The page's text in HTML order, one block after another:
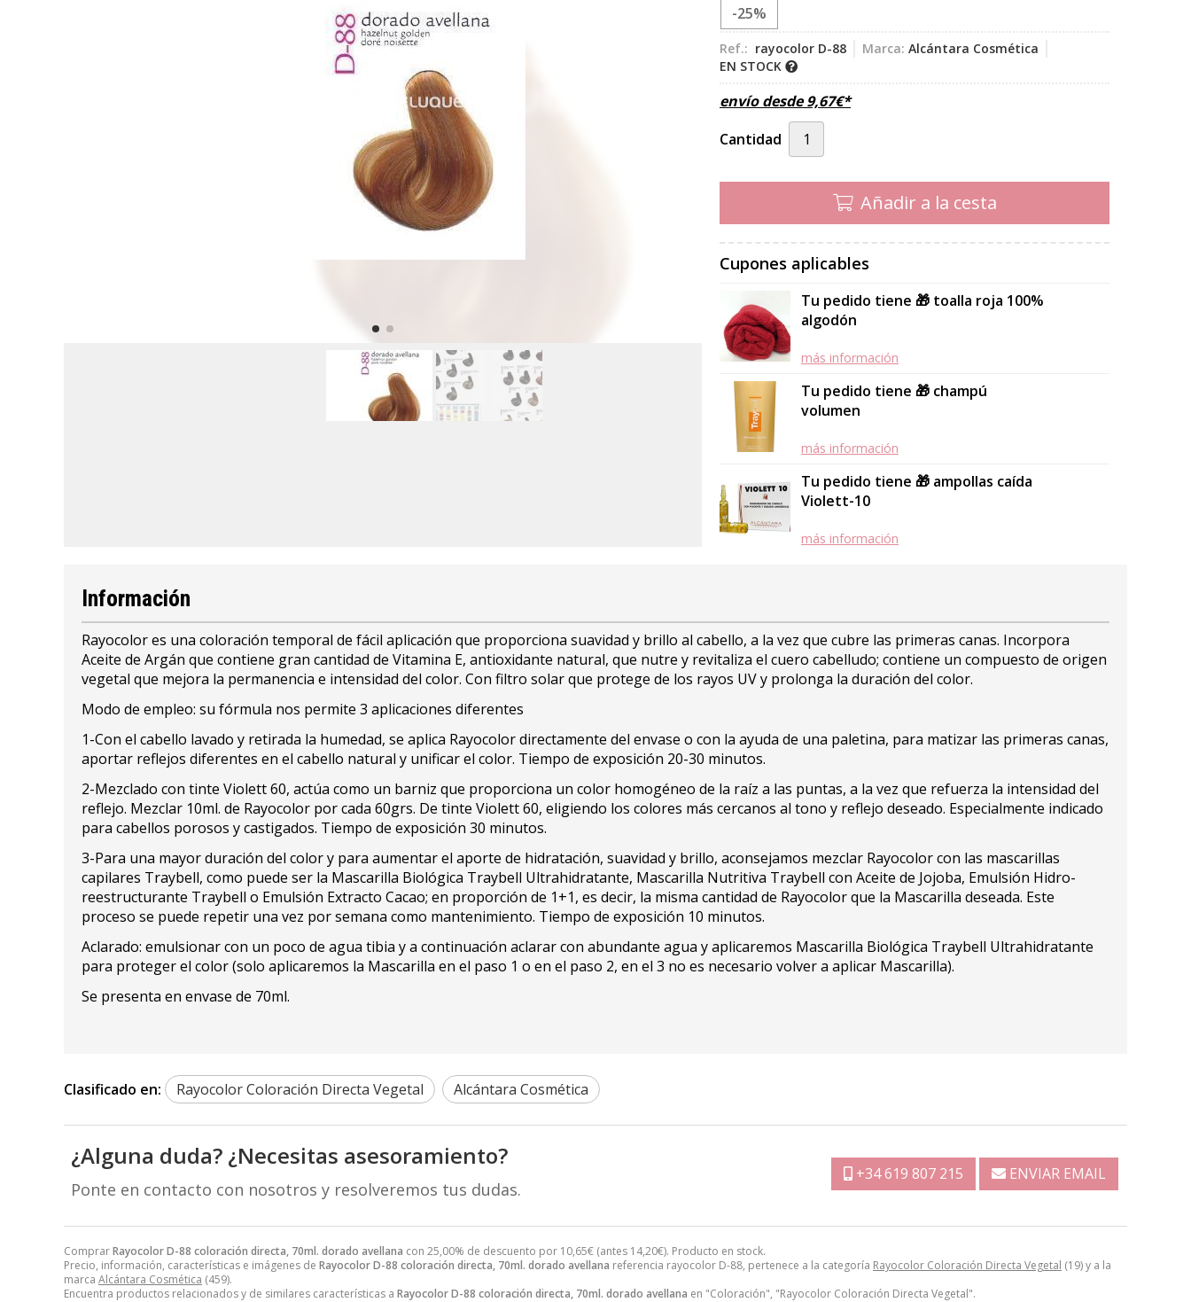
-25%
Ref.: rayocolor D-88 Marca: Alcántara Cosmética
EN STOCK
envío desde9,67€*
Cantidad
Añadir a la cesta
Cupones aplicables
Tu pedido tiene 🎁 toalla roja 100%
algodón
más información
Tu pedido tiene 🎁 champú
volumen
más información
Tu pedido tiene 🎁 ampollas caída
Violett-10
más información
ComprarRayocolor D-88 coloración directa, 70ml. dorado avellana con 25,00% de descuento por 10,65€ (antes 14,20€). Producto en stock.
Precio, información, características e imágenes de Rayocolor D-88 coloración directa, 70ml. dorado avellana referencia rayocolor D-88, pertenece a la categoría Rayocolor Coloración Directa Vegetal (19) y a la
marca Alcántara Cosmética (459).
Encuentra productos relacionados y de similares características a Rayocolor D-88 coloración directa, 70ml. dorado avellana en "Coloración", "Rayocolor Coloración Directa Vegetal".
Información
Rayocolor es una coloración temporal de fácil aplicación que proporciona suavidad y brillo al cabello, a la vez que cubre las primeras canas. Incorpora
Aceite de Argán que contiene gran cantidad de Vitamina E, antioxidante natural, que nutre y revitaliza el cuero cabelludo; contiene un compuesto de origen
vegetal que mejora la permanencia e intensidad del color. Con filtro solar que protege de los rayos UV y prolonga la duración del color.
Modo de empleo: su fórmula nos permite 3 aplicaciones diferentes
1-Con el cabello lavado y retirada la humedad, se aplica Rayocolor directamente del envase o con la ayuda de una paletina, para matizar las primeras canas,
aportar reflejos diferentes en el cabello natural y unificar el color. Tiempo de exposición 20-30 minutos.
2-Mezclado con tinte Violett 60, actúa como un barniz que proporciona un color homogéneo de la raíz a las puntas, a la vez que refuerza la intensidad del
reflejo. Mezclar 10ml. de Rayocolor por cada 60grs. De tinte Violett 60, eligiendo los colores más cercanos al tono y reflejo deseado. Especialmente indicado
para cabellos porosos y castigados. Tiempo de exposición 30 minutos.
3-Para una mayor duración del color y para aumentar el aporte de hidratación, suavidad y brillo, aconsejamos mezclar Rayocolor con las mascarillas
capilares Traybell, como puede ser la Mascarilla Biológica Traybell Ultrahidratante, Mascarilla Nutritiva Traybell con Aceite de Jojoba, Emulsión Hidro-
reestructurante Traybell o Emulsión Extracto Cacao; en proporción de 1+1, es decir, la misma cantidad de Rayocolor que la Mascarilla deseada. Este
proceso se puede repetir una vez por semana como mantenimiento. Tiempo de exposición 10 minutos.
Aclarado: emulsionar con un poco de agua tibia y a continuación aclarar con abundante agua y aplicaremos Mascarilla Biológica Traybell Ultrahidratante
para proteger el color (solo aplicaremos la Mascarilla en el paso 1 o en el paso 2, en el 3 no es necesario volver a aplicar Mascarilla).
Se presenta en envase de 70ml.
Clasificado en: Rayocolor Coloración Directa Vegetal Alcántara Cosmética
¿Alguna duda? ¿Necesitas asesoramiento?
Ponte en contacto con nosotros y resolveremos tus dudas.
+34 619 807 215 ENVIAR EMAIL